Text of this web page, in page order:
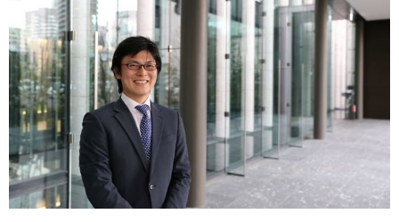
ン
）
｜
介
護
で
働
く
リ
ア
ル
を
伝
え
る
情
報
メ
デ